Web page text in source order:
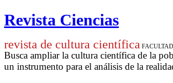
Revista Ciencias
revista de cultura científica
Busca ampliar la cultura científica de la
un instrumento para el análisis de la